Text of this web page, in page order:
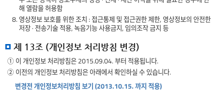
해 열람을 허용함
8. 영상정보 보호를 위한 조치 : 접근통제 및 접근권한 제한, 영상정보의 안전한
저장 · 전송기술 적용, 녹음기능 사용금지, 임의조작 금지 등
제 13조 (개인정보 처리방침 변경)
① 이 개인정보 처리방침은 2015.09.04. 부터 적용됩니다.
② 이전의 개인정보 처리방침은 아래에서 확인하실 수 있습니다.
변경전 개인정보처리방침 보기 (2013.10.15. 까지 적용)